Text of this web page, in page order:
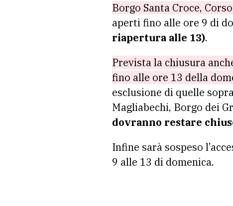
Borgo Santa Croce,
aperti fino alle ore 9 di
riapertura alle 13).
Prevista la chiusura
fino alle ore 13 della
esclusione di quelle
Magliabechi, Borgo dei
dovranno restare
Infine sarà sospeso
9 alle 13 di domenica.